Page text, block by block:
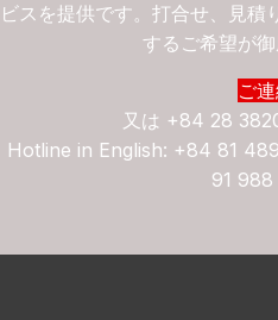
ビスを提供です。打合せ、見
するご希望が
ご
又は +84 28
Hotline in English: +84 81
91 988